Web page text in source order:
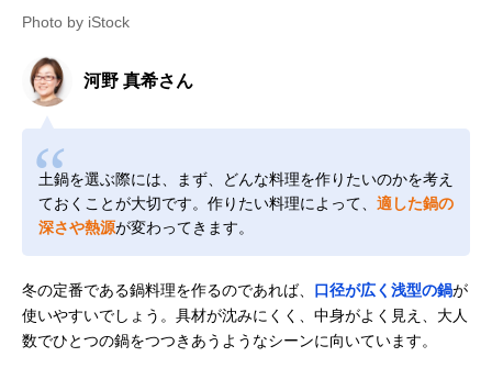
Photo by iStock
河野 真希さん
土鍋を選ぶ際には、まず、どんな料理を作りたいのかを考え
ておくことが大切です。作りたい料理によって、 適した鍋の
深さや熱源が変わってきます。
冬の定番である鍋料理を作るのであれば、 口径が広く浅型の鍋が
使いやすいでしょう。具材が沈みにくく、中身がよく見え、大人
数でひとつの鍋をつつきあうようなシーンに向いています。